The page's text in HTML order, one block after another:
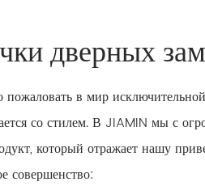
дверных
пожаловать в мир
со стилем. В JIAMIN мы с
который отражает нашу
совершенство: